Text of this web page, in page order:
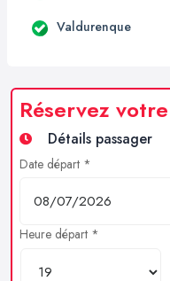
Valdurenque
Réservez
Détails passager
Date départ *
Heure départ *